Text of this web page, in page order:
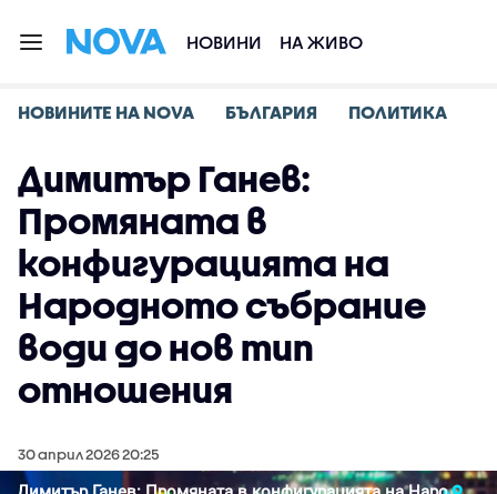
НОВИНИ НА ЖИВО
НОВИНИТЕ НА NOVA БЪЛГАРИЯ ПОЛИТИКА
Димитър Ганев:
Промяната в
конфигурацията на
Народното събрание
води до нов тип
отношения
30 април 2026 20:25